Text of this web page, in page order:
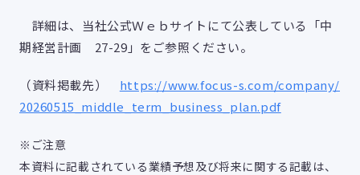
詳細は、当社公式Ｗｅｂサイトにて公表している「中
期経営計画 27-29」をご参照ください。
（資料掲載先） https://www.focus-s.com/company/
20260515_middle_term_business_plan.pdf
※ご注意
本資料に記載されている業績予想及び将来に関する記載は、